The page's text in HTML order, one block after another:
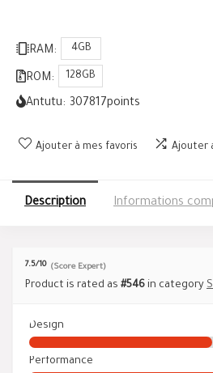
RAM: 4GB
ROM: 128GB
Antutu: 307817points
Ajouter à mes favoris Ajouter
Description Informations
7.5/10 (Score Expert)
Product is rated as #546 in category
Design
Performance